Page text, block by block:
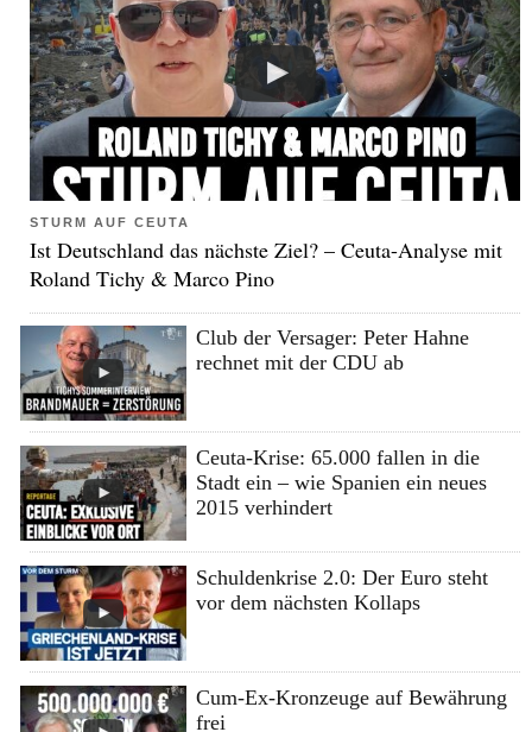
STURM AUF CEUTA
Ist Deutschland das nächste Ziel? – Ceuta-Analyse mit
Roland Tichy & Marco Pino
Club der Versager: Peter Hahne
rechnet mit der CDU ab
Ceuta-Krise: 65.000 fallen in die
Stadt ein – wie Spanien ein neues
2015 verhindert
Schuldenkrise 2.0: Der Euro steht
vor dem nächsten Kollaps
Cum-Ex-Kronzeuge auf Bewährung
frei